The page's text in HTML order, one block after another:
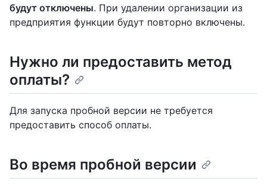
будут отключены. При удалении организации из
предприятия функции будут повторно включены.
Нужно ли предоставить метод
оплаты?
Для запуска пробной версии не требуется
предоставить способ оплаты.
Во время пробной версии